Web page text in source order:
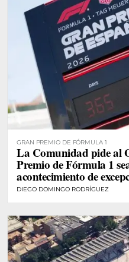
GRAN PREMIO DE FÓRMULA 1
La Comunidad pide al
Premio de Fórmula 1
acontecimiento de
DIEGO DOMINGO RODRÍGUEZ